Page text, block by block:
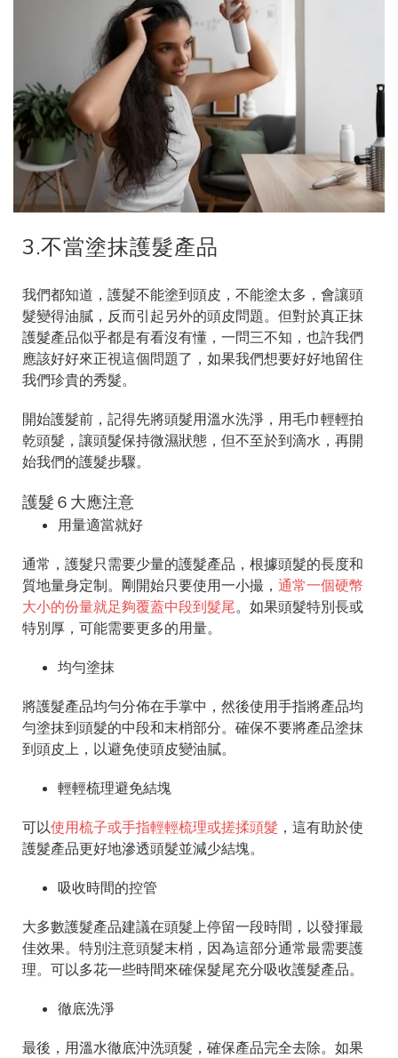
3.不當塗抹護髮產品
我們都知道，護髮不能塗到頭皮，不能塗太多，會讓頭
髮變得油膩，反而引起另外的頭皮問題。但對於真正抹
護髮產品似乎都是有看沒有懂，一問三不知，也許我們
應該好好來正視這個問題了，如果我們想要好好地留住
我們珍貴的秀髮。
開始護髮前，記得先將頭髮用溫水洗淨，用毛巾輕輕拍
乾頭髮，讓頭髮保持微濕狀態，但不至於到滴水，再開
始我們的護髮步驟。
護髮６大應注意
用量適當就好
通常，護髮只需要少量的護髮產品，根據頭髮的長度和
質地量身定制。剛開始只要使用一小撮， 通常一個硬幣
大小的份量就足夠覆蓋中段到髮尾。如果頭髮特別長或
特別厚，可能需要更多的用量。
均勻塗抹
將護髮產品均勻分佈在手掌中，然後使用手指將產品均
勻塗抹到頭髮的中段和末梢部分。確保不要將產品塗抹
到頭皮上，以避免使頭皮變油膩。
輕輕梳理避免結塊
可以使用梳子或手指輕輕梳理或搓揉頭髮 ，這有助於使
護髮產品更好地滲透頭髮並減少結塊。
吸收時間的控管
大多數護髮產品建議在頭髮上停留一段時間，以發揮最
佳效果。特別注意頭髮末梢，因為這部分通常最需要護
理。可以多花一些時間來確保髮尾充分吸收護髮產品。
徹底洗淨
最後，用溫水徹底沖洗頭髮，確保產品完全去除。如果